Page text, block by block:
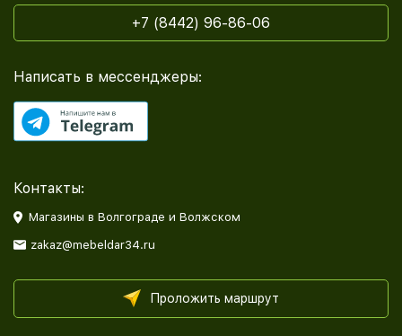
+7 (8442) 96-86-06
Написать в мессенджеры:
Контакты:
Магазины в Волгограде и Волжском
zakaz@mebeldar34.ru
Проложить маршрут